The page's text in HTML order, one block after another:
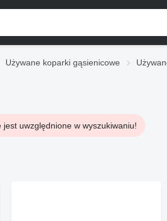
Używane koparki gąsienicowe
jest uwzględnione w wyszukiwaniu!